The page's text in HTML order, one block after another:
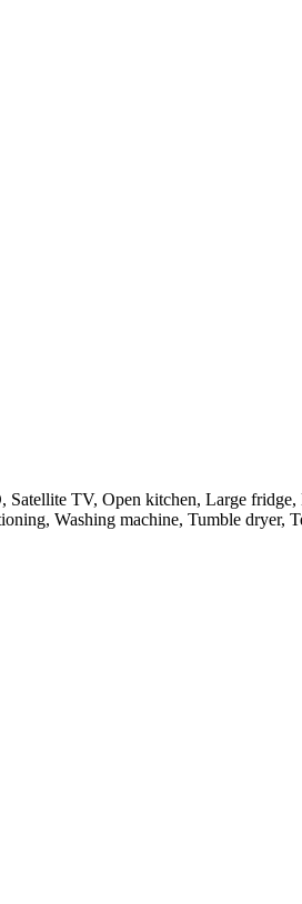
TV, Open kitchen, Large
Washing machine, Tumble dryer,